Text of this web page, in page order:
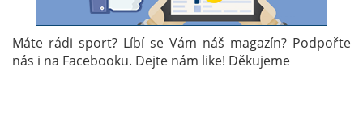
Brit Murray se číslem jedna stal loni v listopadu po
skvělém závěru sezóny a trápení Novaka Djokovice.
Máte rádi sport? Líbí se Vám náš magazín? Podpořte
nás i na Facebooku. Dejte nám like! Děkujeme